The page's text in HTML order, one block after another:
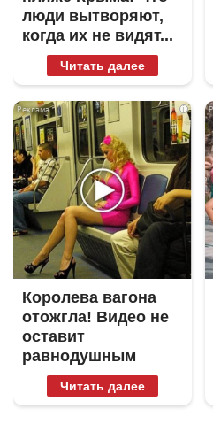
люди вытворяют,
когда их не видят...
Читать далее
i
Королева вагона
отожгла! Видео не
оставит
равнодушным
Читать далее